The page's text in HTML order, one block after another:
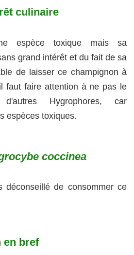
culinaire
espèce toxique mais sa
grand intérêt et du fait de sa
de laisser ce champignon à
faut faire attention à ne pas le
Hygrophores, car
espèces toxiques.
coccinea
déconseillé de consommer ce
en bref